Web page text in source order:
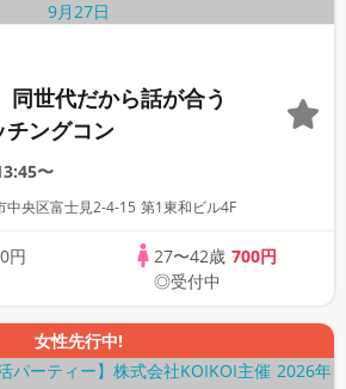
同世代だから話が合う
ングコン
〜
中央区富士見2-4-15 第1東和ビル4F
円
27〜42歳 700円
◎受付中
女性先行中!